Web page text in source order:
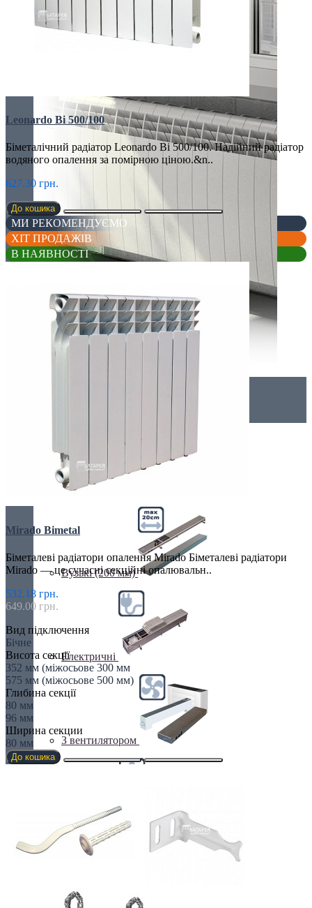
Без вентилятора
Вузькі (200 мм)
Електричні
З вентилятором
З дренажем
Leonardo Bi 500/100
Біметалічний радіатор Leonardo Bi 500/100. Надійний радіатор
водяного опалення за помірною ціною.&n..
627.30 грн.
До кошика
МИ РЕКОМЕНДУЄМО
ХІТ ПРОДАЖІВ
В НАЯВНОСТІ
Mirado Bimetal
Біметалеві радіатори опалення Mirado Біметалеві радіатори
Mirado — це сучасні секційні опалювальн..
532.18 грн.
649.00 грн.
Вид підключення
Бічне
Висота секції
352 мм (міжосьове 300 мм
575 мм (міжосьове 500 мм)
Глибина секції
80 мм
96 мм
Ширина секции
80 мм
До кошика